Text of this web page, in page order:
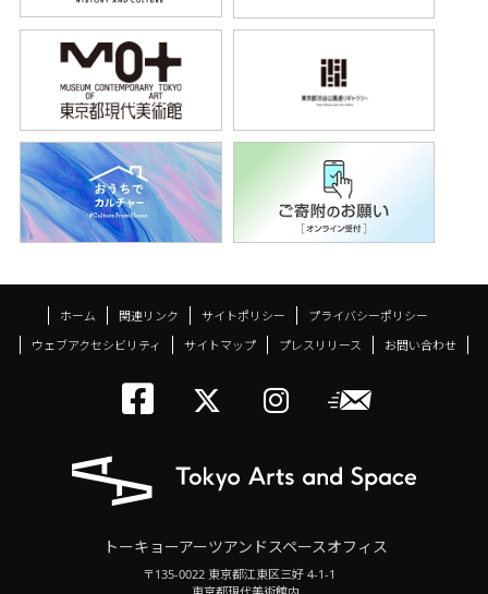
ホーム 関連リンク サイトポリシー
プライバシーポリシー
ウェブアクセシビリティ
サイトマップ プレスリリース お問い合わせ
トーキョーアーツ
メールニ
トーキョーアーツアンドスペースオフィス
〒135-0022 東京都江東区三好 4-1-1